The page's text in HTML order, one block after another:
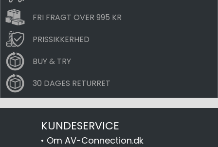
FRI FRAGT OVER 995 KR
PRISSIKKERHED
BUY & TRY
30 DAGES RETURRET
KUNDESERVICE
• Om AV-Connection.dk